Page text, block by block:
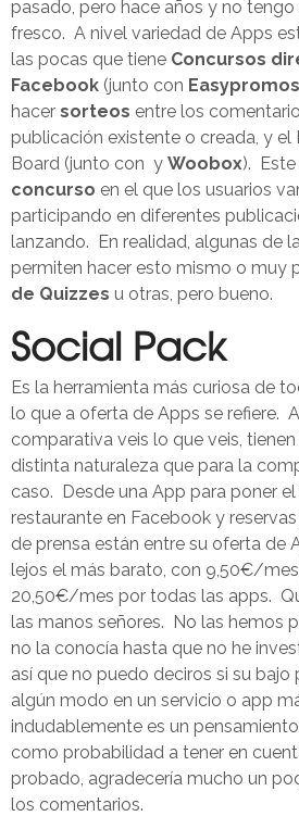
pasado, pero hace años y no
fresco. A nivel variedad de Apps
las pocas que tiene Concursos
Facebook (junto con Easypromos
hacer sorteos entre los
publicación existente o creada, y
Board (junto con y Woobox).
concurso en el que los usuarios
participando en diferentes
lanzando. En realidad, algunas de
permiten hacer esto mismo o muy
de Quizzes u otras, pero bueno.
Social Pack
Es la herramienta más curiosa de
lo que a oferta de Apps se refiere.
comparativa veis lo que veis,
distinta naturaleza que para la
caso. Desde una App para poner
restaurante en Facebook y
de prensa están entre su oferta de
lejos el más barato, con 9,50€/
20,50€/mes por todas las apps.
las manos señores. No las hemos
no la conocía hasta que no he
así que no puedo deciros si su bajo
algún modo en un servicio o app
indudablemente es un
como probabilidad a tener en
probado, agradecería mucho un
los comentarios.